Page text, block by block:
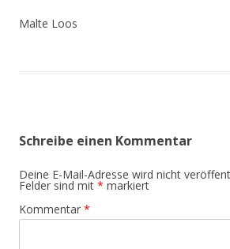
Malte Loos
Schreibe einen Kommentar
Deine E-Mail-Adresse wird nicht
Felder sind mit * markiert
Kommentar *